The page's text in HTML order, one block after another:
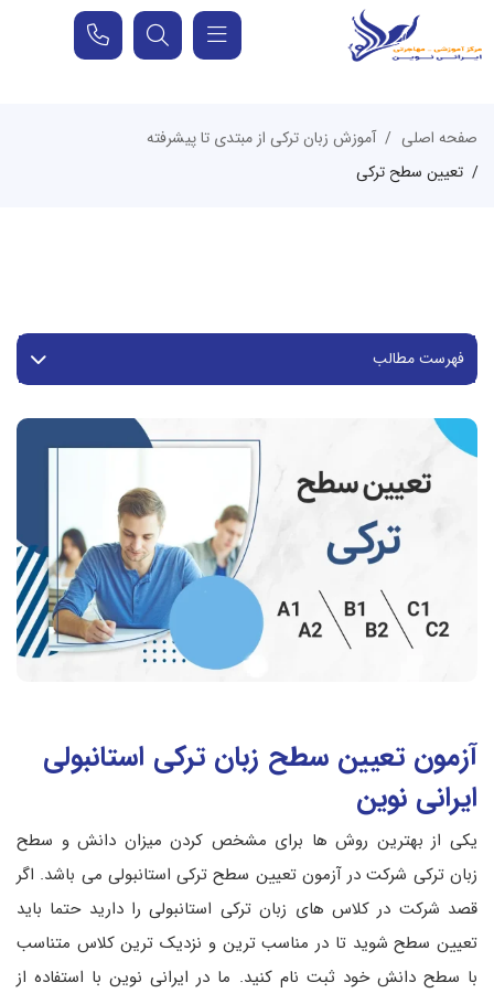
صفحه اصلی
آموزش زبان ترکی از مبتدی تا پیشرفته
تعیین سطح ترکی
فهرست مطالب
آزمون تعیین سطح زبان ترکی استانبولی
ایرانی نوین
یکی از بهترین روش ها برای مشخص کردن میزان دانش و سطح
زبان ترکی شرکت در آزمون تعیین سطح ترکی استانبولی می باشد. اگر
قصد شرکت در کلاس های زبان ترکی استانبولی را دارید حتما باید
تعیین سطح شوید تا در مناسب ترین و نزدیک ترین کلاس متناسب
با سطح دانش خود ثبت نام کنید. ما در ایرانی نوین با استفاده از